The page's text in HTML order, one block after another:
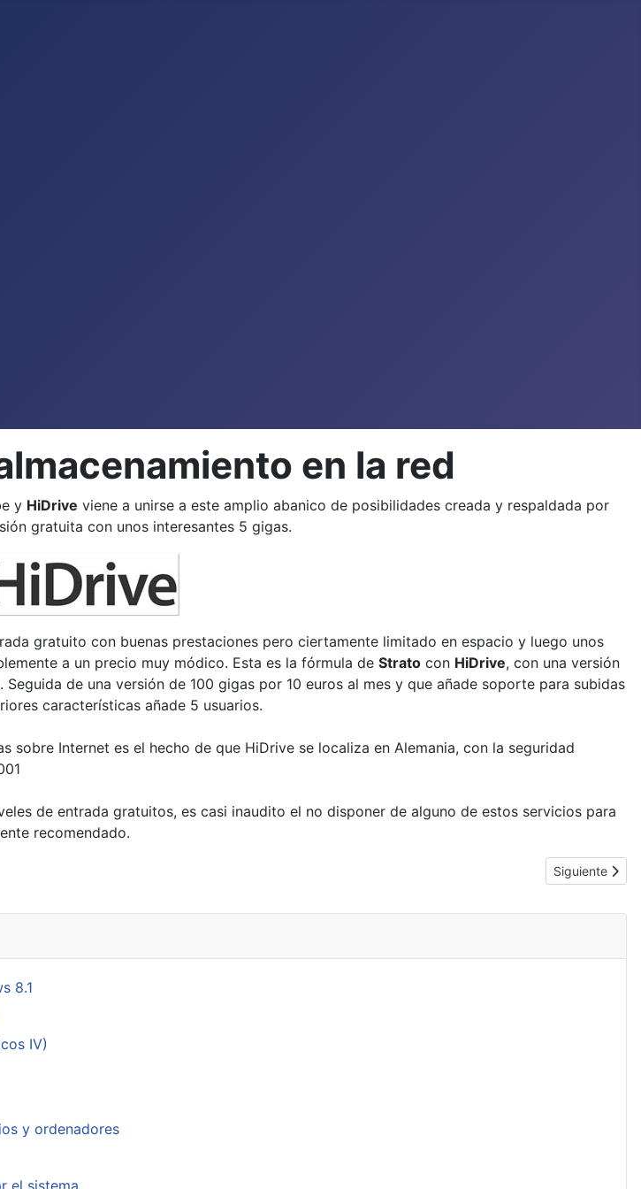
en la red
y HiDrive viene a unirse a este amplio abanico de posibilidades creada y respaldada por
gratuita con unos interesantes 5 gigas.
gratuito con buenas prestaciones pero ciertamente limitado en espacio y luego unos
a un precio muy módico. Esta es la fórmula de Strato con HiDrive, con una versión
de una versión de 100 gigas por 10 euros al mes y que añade soporte para subidas
características añade 5 usuarios.
Internet es el hecho de que HiDrive se localiza en Alemania, con la seguridad
de entrada gratuitos, es casi inaudito el no disponer de alguno de estos servicios para
recomendado.
Artículo
Siguiente
8.1
IV)
y ordenadores
el sistema